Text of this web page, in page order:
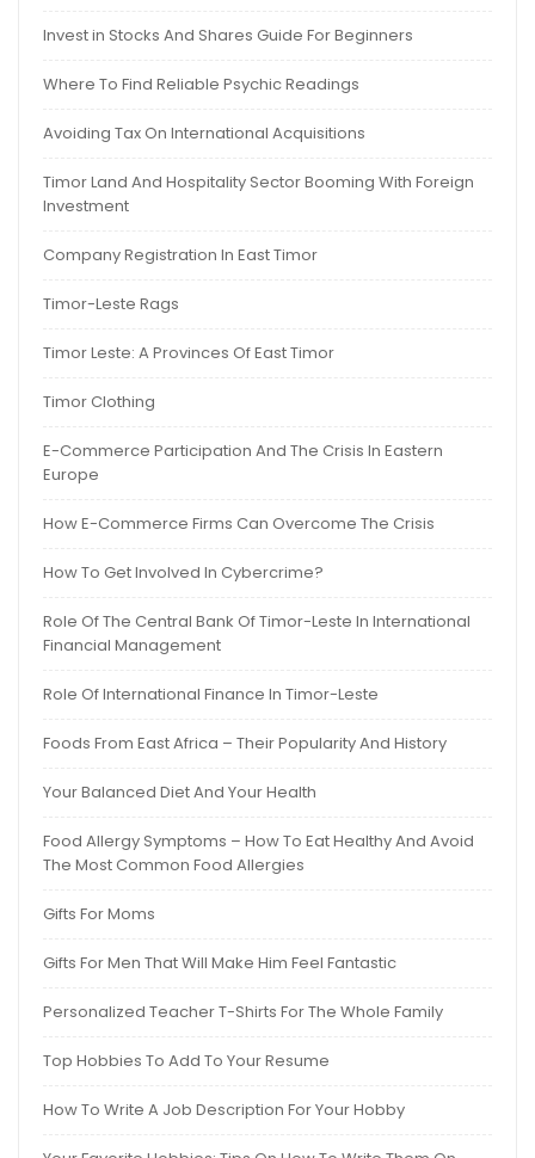
Invest in Stocks And Shares Guide For Beginners
Where To Find Reliable Psychic Readings
Avoiding Tax On International Acquisitions
Timor Land And Hospitality Sector Booming With Foreign
Investment
Company Registration In East Timor
Timor-Leste Rags
Timor Leste: A Provinces Of East Timor
Timor Clothing
E-Commerce Participation And The Crisis In Eastern
Europe
How E-Commerce Firms Can Overcome The Crisis
How To Get Involved In Cybercrime?
Role Of The Central Bank Of Timor-Leste In International
Financial Management
Role Of International Finance In Timor-Leste
Foods From East Africa – Their Popularity And History
Your Balanced Diet And Your Health
Food Allergy Symptoms – How To Eat Healthy And Avoid
The Most Common Food Allergies
Gifts For Moms
Gifts For Men That Will Make Him Feel Fantastic
Personalized Teacher T-Shirts For The Whole Family
Top Hobbies To Add To Your Resume
How To Write A Job Description For Your Hobby